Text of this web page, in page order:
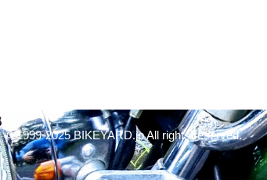
© 1999-2025 BIKEYARD.jp All rights reserved.